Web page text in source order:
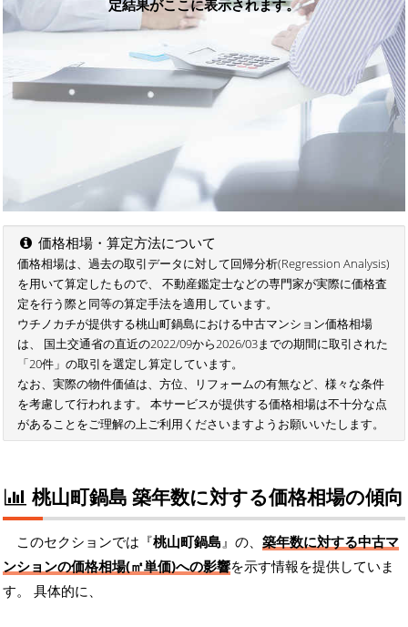
定結果がここに表示されます。
価格相場・算定方法について
価格相場は、過去の取引データに対して回帰分析(Regression Analysis)
を用いて算定したもので、 不動産鑑定士などの専門家が実際に価格査
定を行う際と同等の算定手法を適用しています。
ウチノカチが提供する桃山町鍋島における中古マンション価格相場
は、 国土交通省の直近の2022/09から2026/03までの期間に取引された
「20件」の取引を選定し算定しています。
なお、実際の物件価値は、方位、リフォームの有無など、様々な条件
を考慮して行われます。 本サービスが提供する価格相場は不十分な点
があることをご理解の上ご利用くださいますようお願いいたします。
桃山町鍋島 築年数に対する価格相場の傾向
このセクションでは『桃山町鍋島』の、 築年数に対する中古マ
ンションの価格相場(㎡単価)への影響を示す情報を提供していま
す。 具体的に、